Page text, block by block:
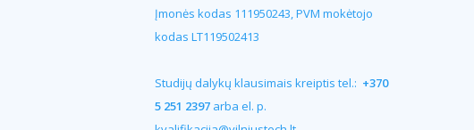
Įmonės kodas 111950243, PVM mokėtojo
kodas LT119502413
Studijų dalykų klausimais kreiptis tel.: +370
5 251 2397 arba el. p.